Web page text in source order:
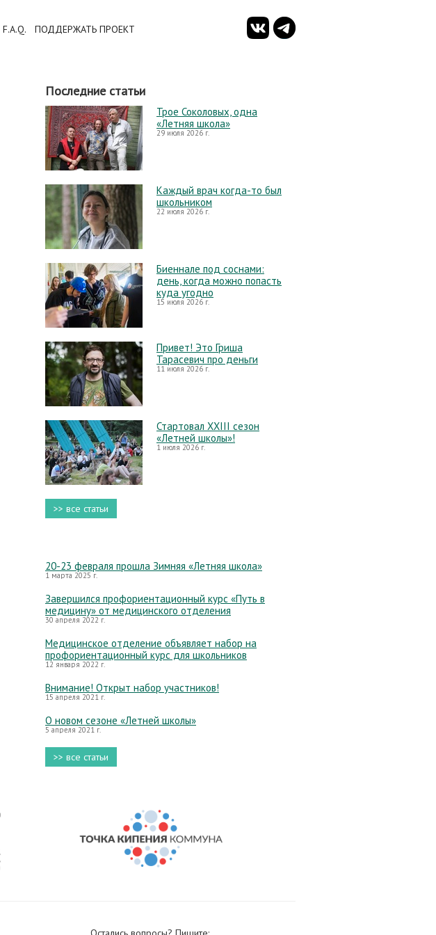
F.A.Q. ПОДДЕРЖАТЬ ПРОЕКТ
Последние статьи
Трое Соколовых, одна
«Летняя школа»
29 июля 2026 г.
Каждый врач когда-то был
школьником
22 июля 2026 г.
Биеннале под соснами:
день, когда можно попасть
куда угодно
15 июля 2026 г.
Привет! Это Гриша
Тарасевич про деньги
11 июля 2026 г.
Стартовал XXIII сезон
«Летней школы»!
1 июля 2026 г.
>> все статьи
20-23 февраля прошла Зимняя «Летняя школа»
1 марта 2025 г.
Завершился профориентационный курс «Путь в
медицину» от медицинского отделения
30 апреля 2022 г.
Медицинское отделение объявляет набор на
профориентационный курс для школьников
12 января 2022 г.
Внимание! Открыт набор участников!
15 апреля 2021 г.
О новом сезоне «Летней школы»
5 апреля 2021 г.
>> все статьи